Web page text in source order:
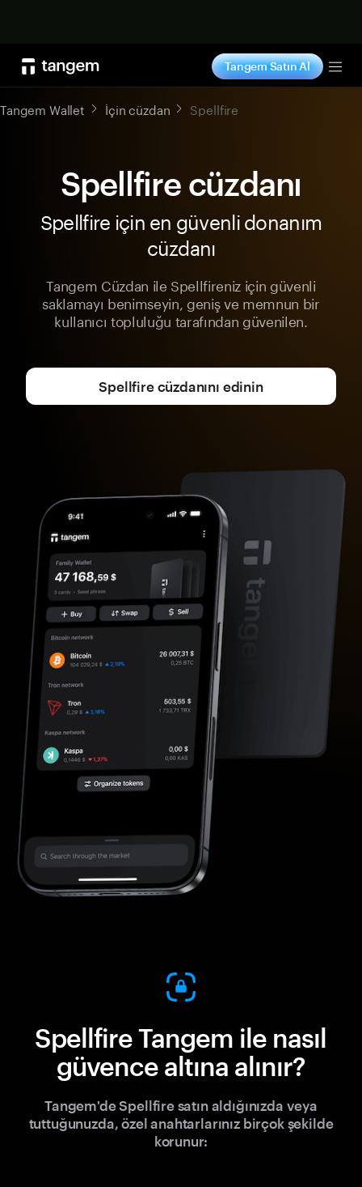
Tangem Satın Al
Tangem Wallet İçin cüzdan Spellfire
Spellfire cüzdanı
Spellfire için en güvenli donanım
cüzdanı
Tangem Cüzdan ile Spellfireniz için güvenli
saklamayı benimseyin, geniş ve memnun bir
kullanıcı topluluğu tarafından güvenilen.
Spellfire cüzdanını edinin
Spellfire Tangem ile nasıl
güvence altına alınır?
Tangem'de Spellfire satın aldığınızda veya
tuttuğunuzda, özel anahtarlarınız birçok şekilde
korunur: